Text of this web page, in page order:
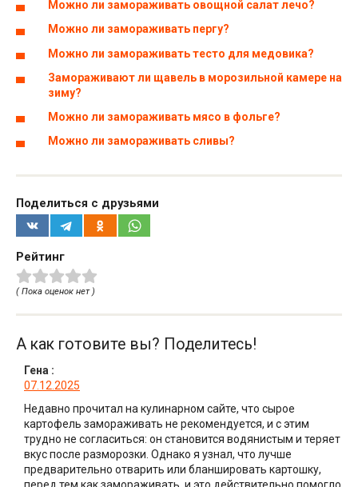
Можно ли замораживать овощной салат лечо?
Можно ли замораживать пергу?
Можно ли замораживать тесто для медовика?
Замораживают ли щавель в морозильной камере на
зиму?
Можно ли замораживать мясо в фольге?
Можно ли замораживать сливы?
Поделиться с друзьями
Рейтинг
( Пока оценок нет )
А как готовите вы? Поделитесь!
Гена :
07.12.2025
Недавно прочитал на кулинарном сайте, что сырое
картофель замораживать не рекомендуется, и с этим
трудно не согласиться: он становится водянистым и теряет
вкус после разморозки. Однако я узнал, что лучше
предварительно отварить или бланшировать картошку,